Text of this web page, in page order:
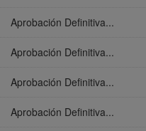
Aprobación Definitiva...
Aprobación Definitiva...
Aprobación Definitiva...
Aprobación Definitiva...